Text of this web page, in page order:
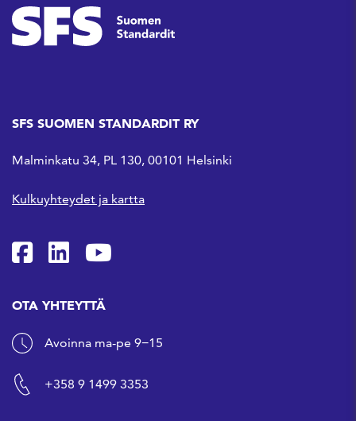
SFS SUOMEN STANDARDIT RY
Malminkatu 34, PL 130, 00101 Helsinki
Kulkuyhteydet ja kartta
SFS Facebookissa
SFS Linkedinissä
SFS Youtubessa
OTA YHTEYTTÄ
Avoinna ma-pe 9−15
+358 9 1499 3353